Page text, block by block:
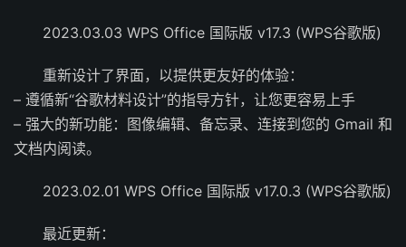
2023.03.03 WPS Office 国际版 v17.3 (WPS谷歌版)
重新设计了界面，以提供更友好的体验：
– 遵循新“谷歌材料设计”的指导方针，让您更容易上手
– 强大的新功能：图像编辑、备忘录、连接到您的 Gmail 和
文档内阅读。
2023.02.01 WPS Office 国际版 v17.0.3 (WPS谷歌版)
最近更新：